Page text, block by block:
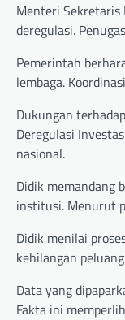
Menteri Sekretaris
deregulasi.
Pemerintah
lembaga.
Dukungan
Deregulasi
nasional.
Didik memandang
institusi. Menurut
Didik menilai
kehilangan
Data yang
Fakta ini